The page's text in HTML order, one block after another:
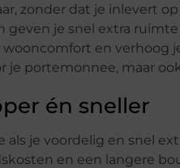
zonder dat je inlevert
je snel extra
en verhoog
je portemonnee, maar
én sneller
je voordelig en snel
en een langere